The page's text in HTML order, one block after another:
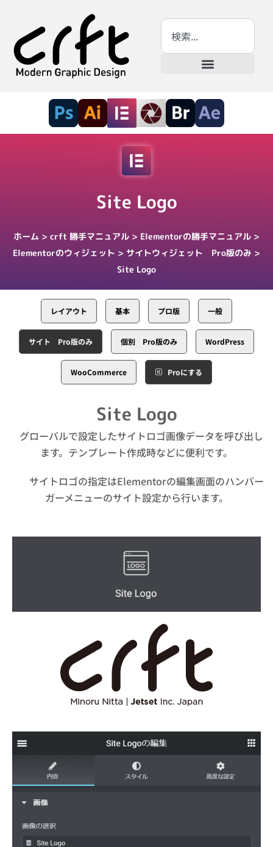
Site Logo
ホーム > crft 勝手マニュアル > Elementorの勝手マニュアル >
Elementorのウィジェット > サイトウィジェット Pro版のみ >
Site Logo
レイアウト 基本 プロ版 一般
サイト Pro版のみ 個別 Pro版のみ WordPress
WooCommerce Proにする
Site Logo
グローバルで設定したサイトロゴ画像データを呼び出し
ます。テンプレート作成時などに便利です。
サイトロゴの指定はElementorの編集画面のハンバー
ガーメニューのサイト設定から行います。